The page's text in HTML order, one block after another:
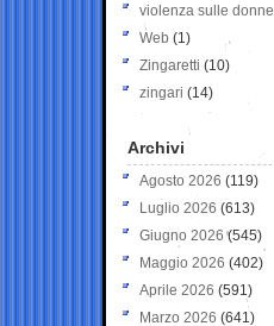
violenza sulle donne
Web (1)
Zingaretti (10)
zingari (14)
Archivi
Agosto 2026 (119)
Luglio 2026 (613)
Giugno 2026 (545)
Maggio 2026 (402)
Aprile 2026 (591)
Marzo 2026 (641)